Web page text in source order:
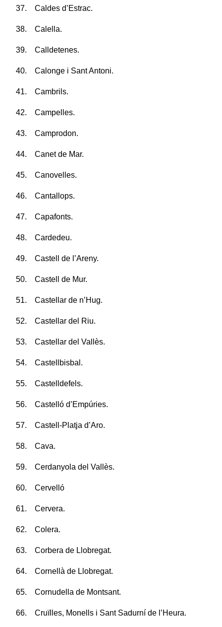
37. Caldes d’Estrac.
38. Calella.
39. Calldetenes.
40. Calonge i Sant Antoni.
41. Cambrils.
42. Campelles.
43. Camprodon.
44. Canet de Mar.
45. Canovelles.
46. Cantallops.
47. Capafonts.
48. Cardedeu.
49. Castell de l’Areny.
50. Castell de Mur.
51. Castellar de n’Hug.
52. Castellar del Riu.
53. Castellar del Vallès.
54. Castellbisbal.
55. Castelldefels.
56. Castelló d’Empúries.
57. Castell-Platja d’Aro.
58. Cava.
59. Cerdanyola del Vallès.
60. Cervelló
61. Cervera.
62. Colera.
63. Corbera de Llobregat.
64. Cornellà de Llobregat.
65. Cornudella de Montsant.
66. Cruïlles, Monells i Sant Sadurní de l’Heura.